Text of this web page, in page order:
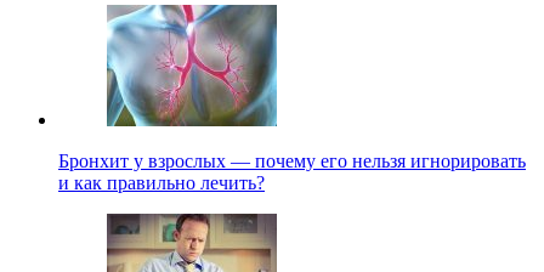
Бронхит у взрослых — почему его нельзя игнорировать
и как правильно лечить?